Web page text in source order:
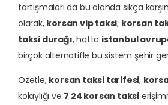
tartışmaları da bu alanda sıkça
olarak, korsan vip taksi, korsan
taksi durağı, hatta istanbul
birçok alternatifle bu sistem şehir
Özetle, korsan taksi tarifesi,
kolaylığı ve 7 24 korsan taksi